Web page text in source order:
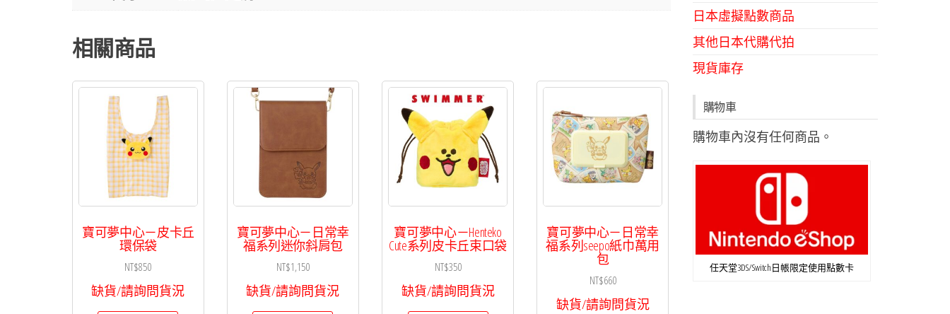
相關商品
寶可夢中心－皮卡丘
環保袋
NT$850
缺貨/請詢問貨況
寶可夢中心－日常幸
福系列迷你斜肩包
NT$1,150
缺貨/請詢問貨況
寶可夢中心－Henteko
Cute系列皮卡丘束口袋
NT$350
缺貨/請詢問貨況
寶可夢中心－日常幸
福系列seepo紙巾萬用
包
NT$660
缺貨/請詢問貨況
日本虛擬點數商品
其他日本代購代拍
現貨庫存
購物車
購物車內沒有任何商品。
任天堂3DS/Switch日帳限定使用點數卡